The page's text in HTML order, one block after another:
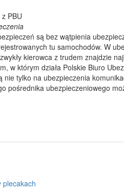
PBU
są bez wątpienia
tu samochodów. W
kierowca z trudem znajdzie
w którym działa Polskie Biuro
tylko na ubezpieczenia
pośrednika ubezpieczeniowego
plecakach